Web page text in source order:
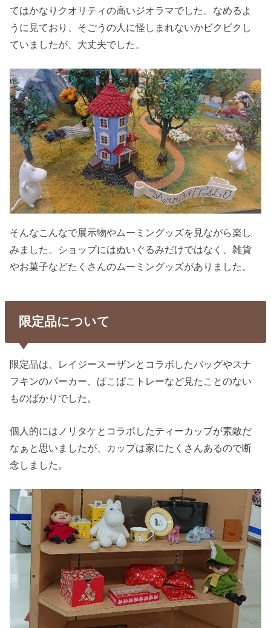
てはかなりクオリティの高いジオラマでした。なめるよ
うに見ており、そごうの人に怪しまれないかビクビクし
ていましたが、大丈夫でした。
そんなこんなで展示物やムーミングッズを見ながら楽し
みました。ショップにはぬいぐるみだけではなく、雑貨
やお菓子などたくさんのムーミングッズがありました。
限定品について
限定品は、レイジースーザンとコラボしたバッグやスナ
フキンのパーカー、ぱこぱこトレーなど見たことのない
ものばかりでした。
個人的にはノリタケとコラボしたティーカップが素敵だ
なぁと思いましたが、カップは家にたくさんあるので断
念しました。